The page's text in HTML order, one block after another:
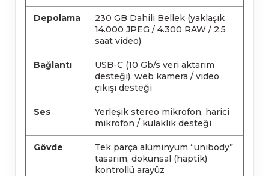
Depolama
230 GB Dahili Bellek (yaklaşık
14.000 JPEG / 4.300 RAW / 2,5
saat video)
Bağlantı
USB-C (10 Gb/s veri aktarım
desteği), web kamera / video
çıkışı desteği
Ses
Yerleşik stereo mikrofon, harici
mikrofon / kulaklık desteği
Gövde
Tek parça alüminyum “unibody”
tasarım, dokunsal (haptik)
kontrollü arayüz